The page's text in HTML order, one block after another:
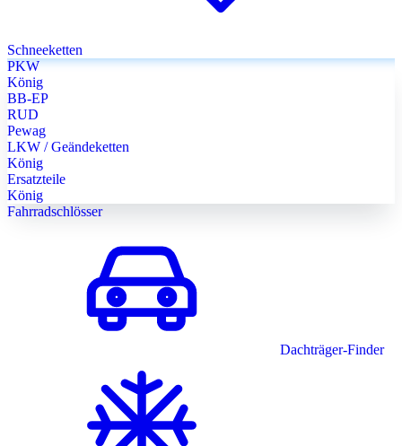
Schneeketten
PKW
König
BB-EP
RUD
Pewag
LKW / Geändeketten
König
Ersatzteile
König
Fahrradschlösser
Dachträger-Finder